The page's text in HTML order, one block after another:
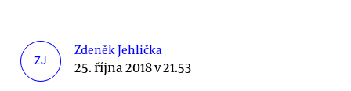
ZJ
Zdeněk Jehlička
25. října 2018 v 21.53